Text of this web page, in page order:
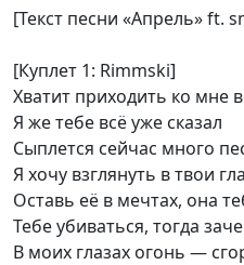
[Текст песни «Апрель» ft.
[Куплет 1: Rimmski]
Хватит приходить ко мне
Я же тебе всё уже сказал
Сыплется сейчас много
Я хочу взглянуть в твои
Оставь её в мечтах, она
Тебе убиваться, тогда
В моих глазах огонь —